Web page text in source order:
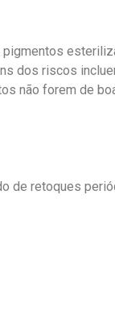
pigmentos
dos riscos
não forem de
de retoques